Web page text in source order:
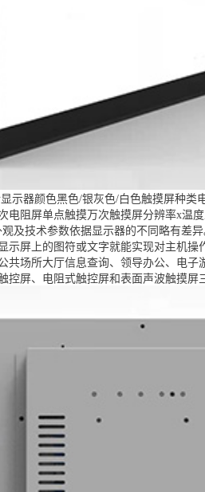
示器颜色黑色/银灰色/白色触摸屏种类
电阻屏单点触摸万次触摸屏分辨率x
及技术参数依据显示器的不同略有差
示屏上的图符或文字就能实现对主机
共场所大厅信息查询、领导办公、电
控屏、电阻式触控屏和表面声波触摸屏